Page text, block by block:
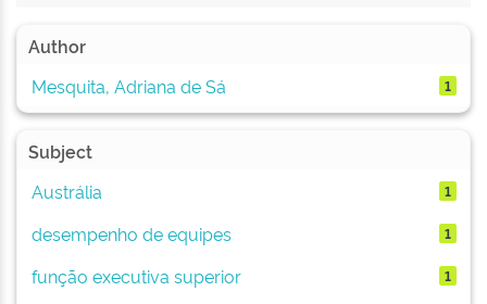
Author
Mesquita, Adriana de Sá
1
Subject
Austrália
1
desempenho de equipes 1
função executiva superior 1